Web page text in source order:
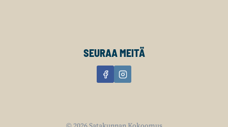
SEURAA MEITÄ